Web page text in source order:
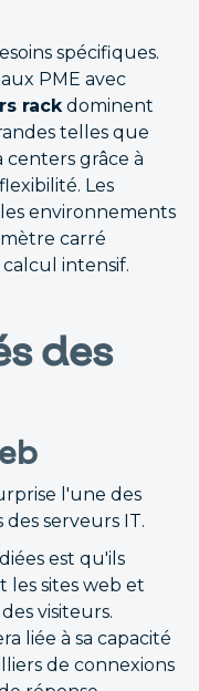
spécifiques.
PME avec
rackdominent
telles que
grâce à
Les
environnements
carré
intensif.
des
l'une des
serveurs IT.
est qu'ils
les sites web et
visiteurs.
liée à sa capacité
de connexions